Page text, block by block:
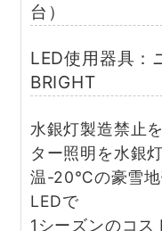
台）
LED使用器具：
BRIGHT
水銀灯製造禁止
ター照明を水銀
温-20℃の豪雪地
LEDで
1シーズンのコ